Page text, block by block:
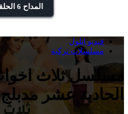
المداح 6 الحلقة 7
فيديو ايلول
مسلسلات تركية
الحادية عشر مدبلج